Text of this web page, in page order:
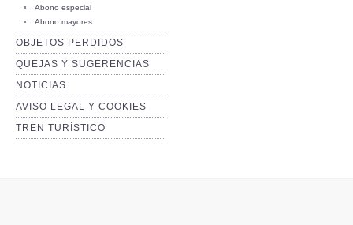
Abono especial
Abono mayores
OBJETOS PERDIDOS
QUEJAS Y SUGERENCIAS
NOTICIAS
AVISO LEGAL Y COOKIES
TREN TURÍSTICO